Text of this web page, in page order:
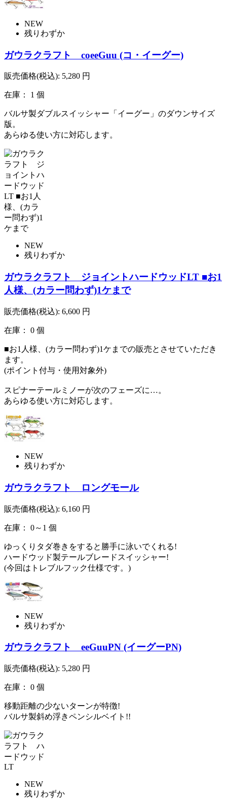
NEW
残りわずか
ガウラクラフト coeeGuu (コ・イーグー)
販売価格(税込): 5,280 円
在庫： 1 個
バルサ製ダブルスイッシャー「イーグー」のダウンサイズ
版。
あらゆる使い方に対応します。
NEW
残りわずか
ガウラクラフト ジョイントハードウッドLT ■お1
人様、(カラー問わず)1ケまで
販売価格(税込): 6,600 円
在庫： 0 個
■お1人様、(カラー問わず)1ケまでの販売とさせていただき
ます。
(ポイント付与・使用対象外)
スピナーテールミノーが次のフェーズに…。
あらゆる使い方に対応します。
NEW
残りわずか
ガウラクラフト ロングモール
販売価格(税込): 6,160 円
在庫： 0～1 個
ゆっくりタダ巻きをすると勝手に泳いでくれる!
ハードウッド製テールブレードスイッシャー!
(今回はトレブルフック仕様です。)
NEW
残りわずか
ガウラクラフト eeGuuPN (イーグーPN)
販売価格(税込): 5,280 円
在庫： 0 個
移動距離の少ないターンが特徴!
バルサ製斜め浮きペンシルベイト!!
NEW
残りわずか